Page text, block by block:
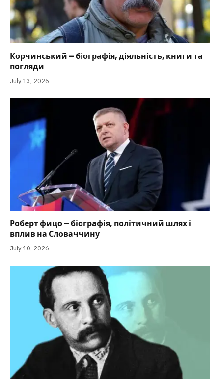
Корчинський – біографія, діяльність, книги та
погляди
July 13, 2026
Роберт фицо – біографія, політичний шлях і
вплив на Словаччину
July 10, 2026